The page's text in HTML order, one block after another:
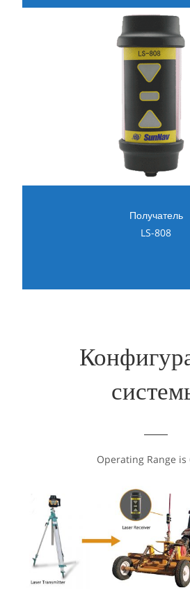
Получатель
LS-808
Operating Range is